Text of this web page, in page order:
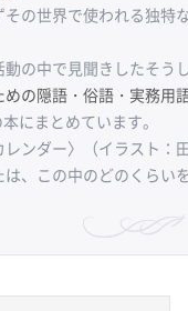
の世界で使われる独特
の中で見聞きしたそう
の隠語・俗語・実務用
にまとめています。
ンダー〉（イラスト：
、この中のどのくらい